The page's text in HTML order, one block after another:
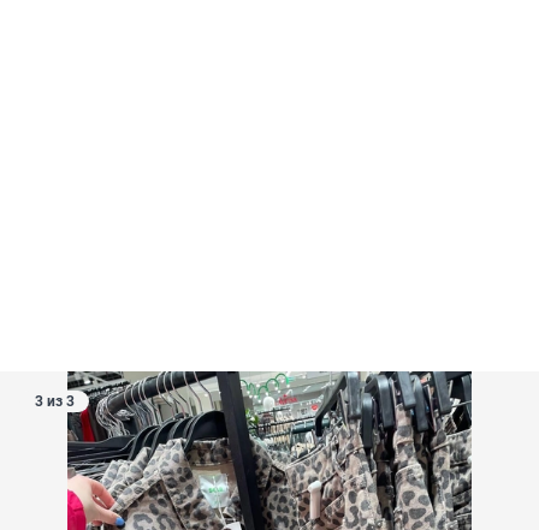
3 из 3